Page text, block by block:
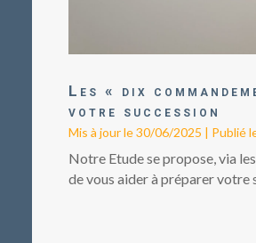
Les « dix
votre succession
Mis à jour le 30/06/2025 | Publié
Notre Etude se propose, via
de vous aider à préparer votre